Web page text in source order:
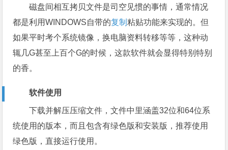
磁盘间相互拷贝文件是司空见惯的事情，通常情况
都是利用WINDOWS自带的复制粘贴功能来实现的。但
如果平时考个系统镜像，换电脑资料转移等等，这种动
辄几G甚至上百个G的时候，这款软件就会显得特别特别
的香。
软件使用
下载并解压压缩文件，文件中里涵盖32位和64位系
统使用的版本，而且包含有绿色版和安装版，推荐使用
绿色版，直接运行使用。